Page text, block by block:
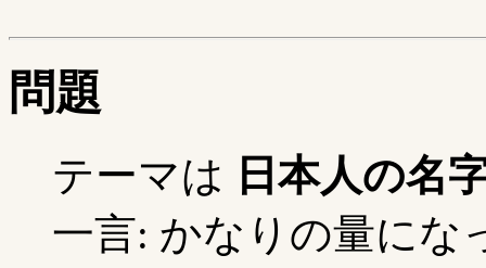
問題
テーマは 日本人の名
一言: かなりの量にな